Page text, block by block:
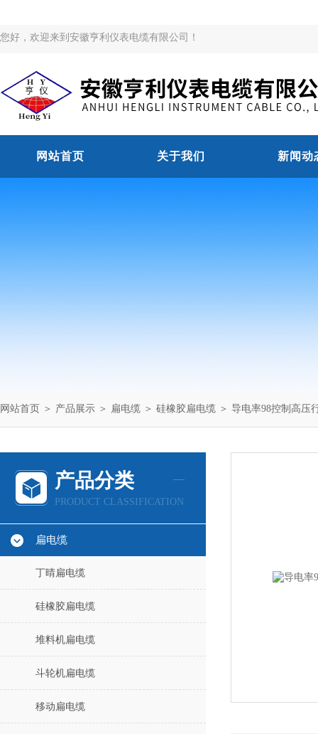
您好，欢迎来到安徽亨利仪表电缆有限公司！
网站首页 关于我们 新闻动
网站首页 ＞ 产品展示 ＞ 扁电缆 ＞ 硅橡胶扁电缆 ＞ 导电率98控制高压
产品分类
PRODUCT CLASSIFICATION
扁电缆
丁晴扁电缆
硅橡胶扁电缆
堆料机扁电缆
斗轮机扁电缆
移动扁电缆